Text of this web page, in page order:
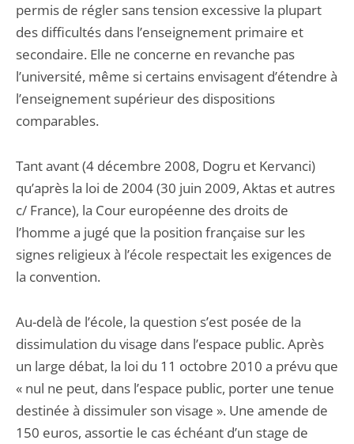
permis de régler sans tension excessive la plupart
des difficultés dans l’enseignement primaire et
secondaire. Elle ne concerne en revanche pas
l’université, même si certains envisagent d’étendre à
l’enseignement supérieur des dispositions
comparables.
Tant avant (4 décembre 2008, Dogru et Kervanci)
qu’après la loi de 2004 (30 juin 2009, Aktas et autres
c/ France), la Cour européenne des droits de
l’homme a jugé que la position française sur les
signes religieux à l’école respectait les exigences de
la convention.
Au-delà de l’école, la question s’est posée de la
dissimulation du visage dans l’espace public. Après
un large débat, la loi du 11 octobre 2010 a prévu que
« nul ne peut, dans l’espace public, porter une tenue
destinée à dissimuler son visage ». Une amende de
150 euros, assortie le cas échéant d’un stage de